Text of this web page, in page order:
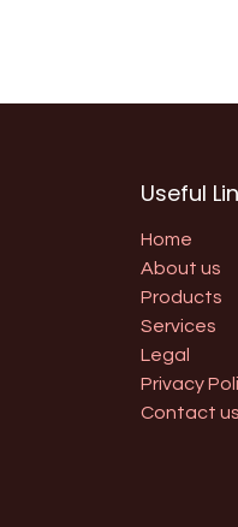
Useful
Home
About us
Products
Services
Legal
Privacy
Contact us